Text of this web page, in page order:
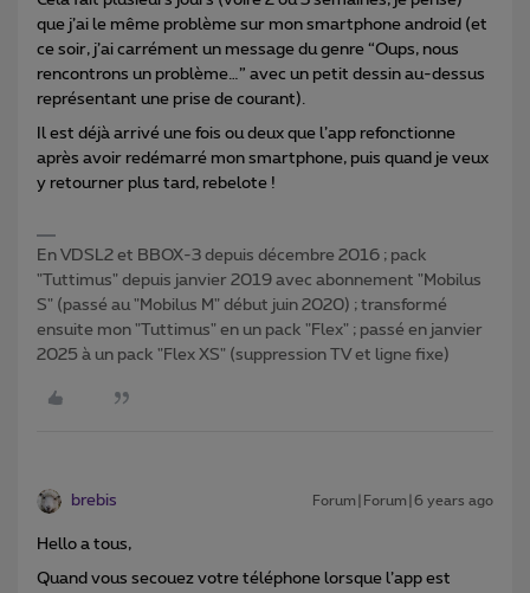
que j’ai le même problème sur mon smartphone android (et
ce soir, j’ai carrément un message du genre “Oups, nous
rencontrons un problème…” avec un petit dessin au-dessus
représentant une prise de courant).
Il est déjà arrivé une fois ou deux que l’app refonctionne
après avoir redémarré mon smartphone, puis quand je veux
y retourner plus tard, rebelote !
En VDSL2 et BBOX-3 depuis décembre 2016 ; pack
"Tuttimus" depuis janvier 2019 avec abonnement "Mobilus
S" (passé au "Mobilus M" début juin 2020) ; transformé
ensuite mon "Tuttimus" en un pack "Flex" ; passé en janvier
2025 à un pack "Flex XS" (suppression TV et ligne fixe)
brebis Forum|Forum|6 years ago
Hello a tous,
Quand vous secouez votre téléphone lorsque l’app est